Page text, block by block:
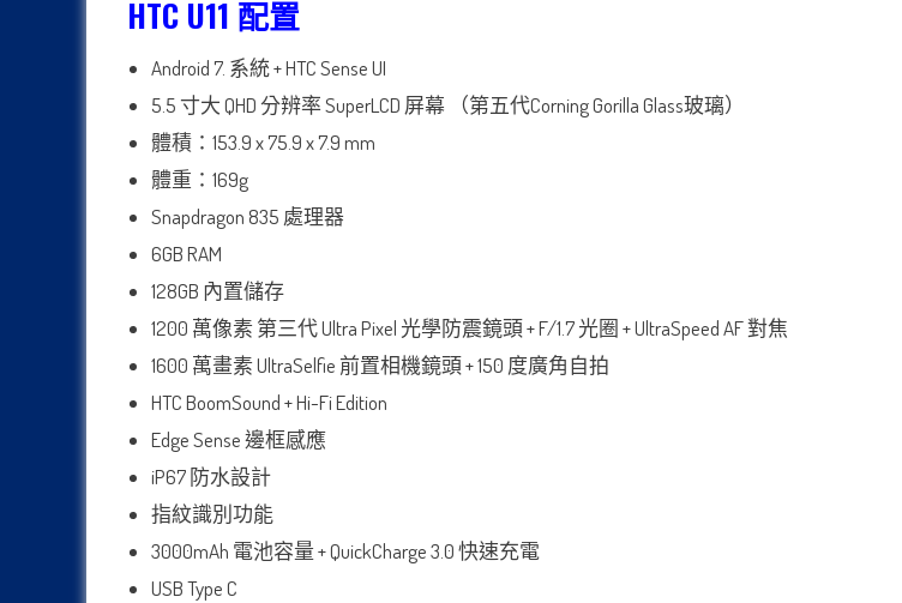
HTC U11 配置
Android 7. 系統 + HTC Sense UI
5.5 寸大 QHD 分辨率 SuperLCD 屏幕 （第五代Corning Gorilla Glass玻璃）
體積：153.9 x 75.9 x 7.9 mm
體重：169g
Snapdragon 835 處理器
6GB RAM
128GB 內置儲存
1200 萬像素 第三代 Ultra Pixel 光學防震鏡頭 + F/1.7 光圈 + UltraSpeed AF 對焦
1600 萬畫素 UltraSelfie 前置相機鏡頭 + 150 度廣角自拍
HTC BoomSound + Hi-Fi Edition
Edge Sense 邊框感應
iP67 防水設計
指紋識別功能
3000mAh 電池容量 + QuickCharge 3.0 快速充電
USB Type C